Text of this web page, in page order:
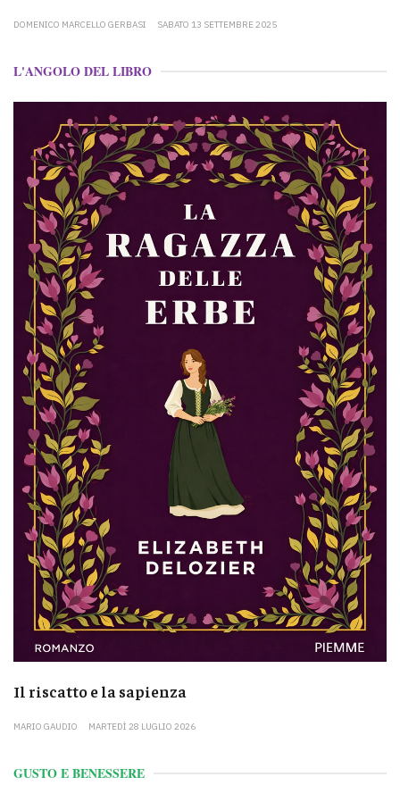
DOMENICO MARCELLO GERBASI SABATO 13 SETTEMBRE 2025
L'ANGOLO DEL LIBRO
Il riscatto e la sapienza
MARIO GAUDIO MARTEDÌ 28 LUGLIO 2026
GUSTO E BENESSERE